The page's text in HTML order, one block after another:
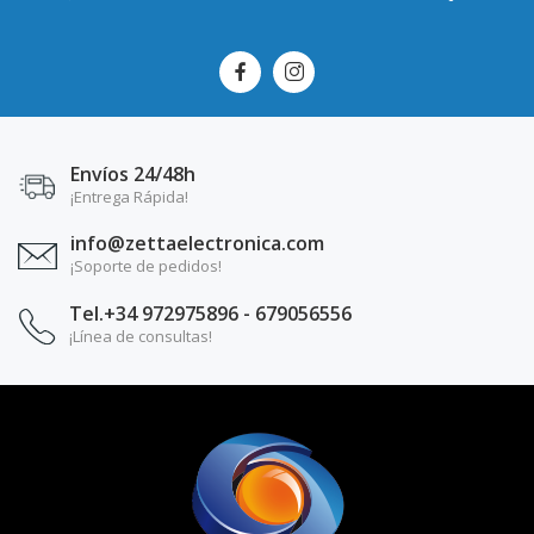
Envíos 24/48h
¡Entrega Rápida!
info@zettaelectronica.com
¡Soporte de pedidos!
Tel.+34 972975896 - 679056556
¡Línea de consultas!